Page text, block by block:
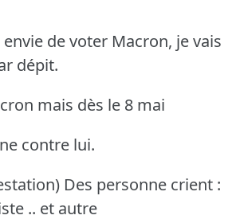
de voter Macron, je vais
dépit.
mais dès le 8 mai
contre lui.
Des personne crient :
.. et autre